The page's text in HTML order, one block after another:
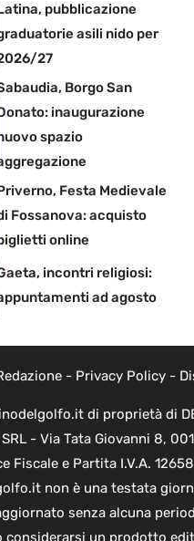
pubblicazione
asili nido per
27
Borgo San
inaugurazione
spazio
Festa Medievale
Fossanova: acquisto
online
incontri religiosi:
ad agosto
- Privacy Policy-
di proprietà di
SRL - Via Tata Giovanni 8,
Fiscale e Partita I.V.A.
non è una testata
senza alcuna
considerarsi un prodotto